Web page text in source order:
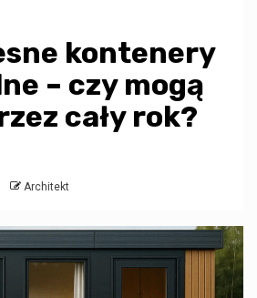
kontenery
– czy mogą
cały rok?
Architekt